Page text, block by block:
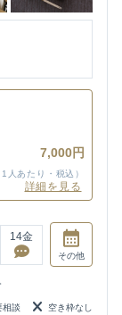
7,000円
1人あたり・税込）
詳細を見る
14金
その他
相談 空き枠なし